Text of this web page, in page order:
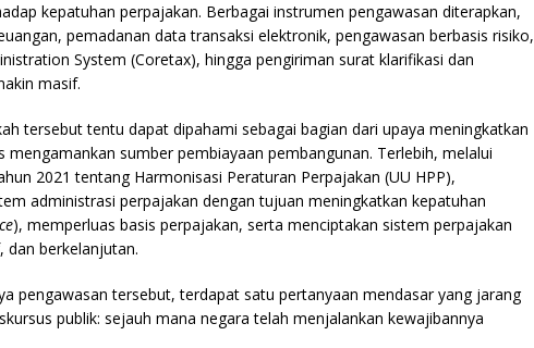
kepatuhan perpajakan. Berbagai instrumen pengawasan diterapkan,
pemadanan data transaksi elektronik, pengawasan berbasis risiko,
System (Coretax), hingga pengiriman surat klarifikasi dan
masif.
tersebut tentu dapat dipahami sebagai bagian dari upaya meningkatkan
mengamankan sumber pembiayaan pembangunan. Terlebih, melalui
2021 tentang Harmonisasi Peraturan Perpajakan (UU HPP),
administrasi perpajakan dengan tujuan meningkatkan kepatuhan
), memperluas basis perpajakan, serta menciptakan sistem perpajakan
dan berkelanjutan.
pengawasan tersebut, terdapat satu pertanyaan mendasar yang jarang
publik: sejauh mana negara telah menjalankan kewajibannya